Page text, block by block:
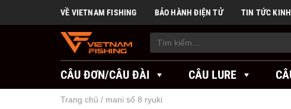
VỀ VIETNAM FISHING BẢO HÀNH ĐIỆN TỬ TIN TỨC
Tìm
kiếm:
CÂU ĐƠN/CÂU ĐÀI CÂU LURE
Trang chủ / mani số 8 ryuki